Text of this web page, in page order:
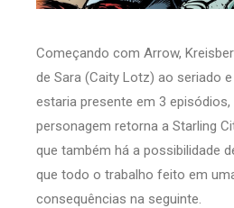
Começando com Arrow,
de Sara (Caity Lotz) ao seriado
estaria presente em 3
personagem retorna a Starling
que também há a possibilidade
que todo o trabalho feito em
consequências na seguinte.